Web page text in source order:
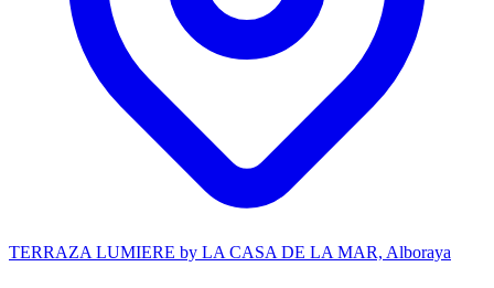
TERRAZA LUMIERE by LA CASA DE LA MAR, Alboraya